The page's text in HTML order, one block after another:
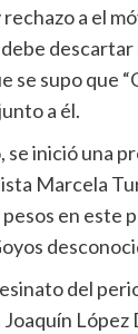
a el
se supo que
a él.
inició una
Marcela
en este
del